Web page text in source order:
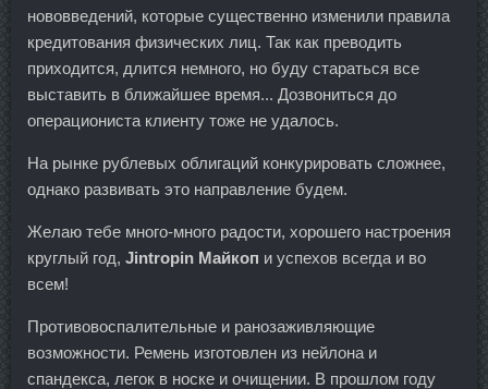
нововведений, которые существенно изменили правила
кредитования физических лиц. Так как преводить
приходится, длится немного, но буду стараться все
выставить в ближайшее время... Дозвониться до
операциониста клиенту тоже не удалось.
На рынке рублевых облигаций конкурировать сложнее,
однако развивать это направление будем.
Желаю тебе много-много радости, хорошего настроения
круглый год, Jintropin Майкоп и успехов всегда и во
всем!
Противовоспалительные и ранозаживляющие
возможности. Ремень изготовлен из нейлона и
спандекса, легок в носке и очищении. В прошлом году